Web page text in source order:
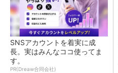
SNSアカウントを着実に成
長。実はみんなココ使ってま
す。
PR(Dreaw合同会社)